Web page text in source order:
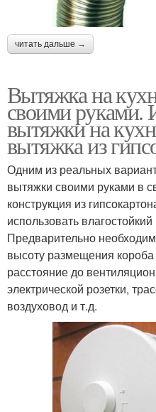
читать дальше →
Вытяжка на
своими руками.
вытяжки на
вытяжка из
Одним из реальных
вытяжки своими руками в
конструкция из
использовать влагостойкий
Предварительно
высоту размещения
расстояние до
электрической розетки,
воздуховод и т.д.